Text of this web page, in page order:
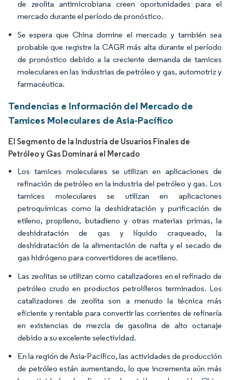
de zeolita antimicrobiana creen oportunidades para el
mercado durante el período de pronóstico.
Se espera que China domine el mercado y también sea
probable que registre la CAGR más alta durante el período
de pronóstico debido a la creciente demanda de tamices
moleculares en las industrias de petróleo y gas, automotriz y
farmacéutica.
Tendencias e Información del Mercado de
Tamices Moleculares de Asia-Pacífico
El Segmento de la Industria de Usuarios Finales de
Petróleo y Gas Dominará el Mercado
Los tamices moleculares se utilizan en aplicaciones de
refinación de petróleo en la industria del petróleo y gas. Los
tamices moleculares se utilizan en aplicaciones
petroquímicas como la deshidratación y purificación de
etileno, propileno, butadieno y otras materias primas, la
deshidratación de gas y líquido craqueado, la
deshidratación de la alimentación de nafta y el secado de
gas hidrógeno para convertidores de acetileno.
Las zeolitas se utilizan como catalizadores en el refinado de
petróleo crudo en productos petrolíferos terminados. Los
catalizadores de zeolita son a menudo la técnica más
eficiente y rentable para convertir las corrientes de refinería
en existencias de mezcla de gasolina de alto octanaje
debido a su excelente selectividad.
En la región de Asia-Pacífico, las actividades de producción
de petróleo están aumentando, lo que incrementa aún más